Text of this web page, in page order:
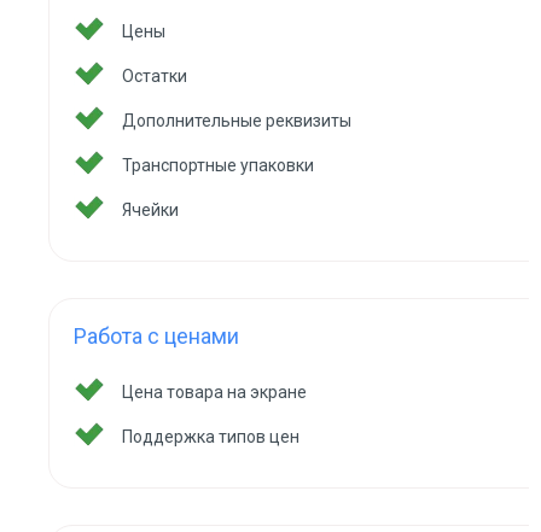
Цены
Остатки
Дополнительные реквизиты
Транспортные упаковки
Ячейки
Работа с ценами
Цена товара на экране
Поддержка типов цен